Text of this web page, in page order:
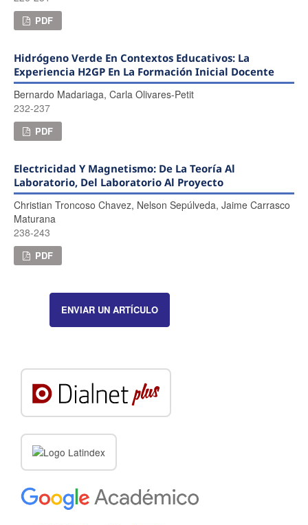
PDF
Hidrógeno Verde En Contextos Educativos: La
Experiencia H2GP En La Formación Inicial Docente
Bernardo Madariaga, Carla Olivares-Petit
232-237
PDF
Electricidad Y Magnetismo: De La Teoría Al
Laboratorio, Del Laboratorio Al Proyecto
Christian Troncoso Chavez, Nelson Sepúlveda, Jaime Carrasco
Maturana
238-243
PDF
ENVIAR UN ARTÍCULO